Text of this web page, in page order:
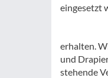
eingesetzt
erhalten.
und
stehende